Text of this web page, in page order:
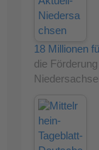
18 Millionen
die